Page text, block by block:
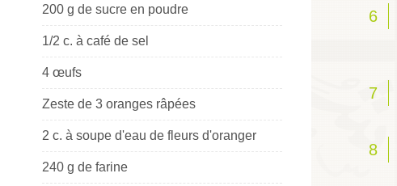
200 g de sucre en poudre
1/2 c. à café de sel
4 œufs
Zeste de 3 oranges râpées
2 c. à soupe d'eau de fleurs d'oranger
240 g de farine